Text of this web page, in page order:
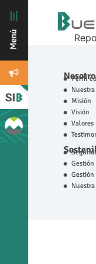
Perfil
Misión
Visión
Valores
Gestión